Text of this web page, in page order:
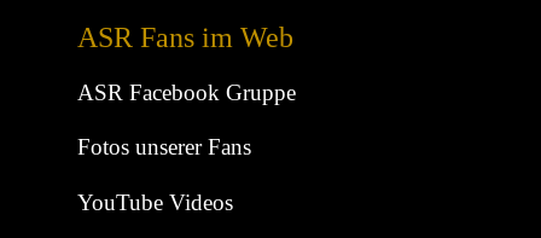
ASR Fans im Web
ASR Facebook Gruppe
Fotos unserer Fans
YouTube Videos